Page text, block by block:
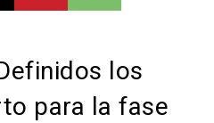
los
para la fase